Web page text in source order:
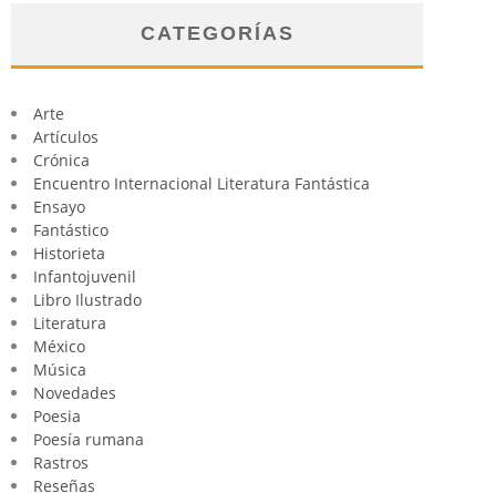
CATEGORÍAS
Arte
Artículos
Crónica
Encuentro Internacional Literatura Fantástica
Ensayo
Fantástico
Historieta
Infantojuvenil
Libro Ilustrado
Literatura
México
Música
Novedades
Poesia
Poesía rumana
Rastros
Reseñas